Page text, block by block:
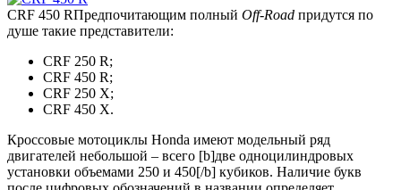
CRF 450 RПредпочитающим полный Off-Road придутся по
душе такие представители:
CRF 250 R;
CRF 450 R;
CRF 250 X;
CRF 450 X.
Кроссовые мотоциклы Honda имеют модельный ряд
двигателей небольшой – всего [b]две одноцилиндровых
установки объемами 250 и 450[/b] кубиков. Наличие букв